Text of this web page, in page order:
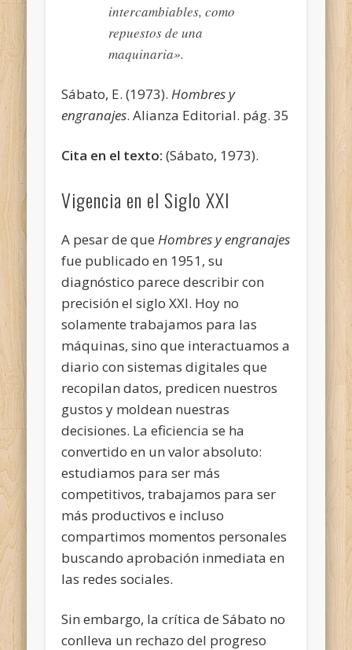
intercambiables, como
repuestos de una
maquinaria».
Sábato, E. (1973).Hombres y
engranajes. Alianza Editorial. pág. 35
Cita en el texto: (Sábato, 1973).
Vigencia en el Siglo XXI
A pesar de queHombres y engranajes
fue publicado en 1951, su
diagnóstico parece describir con
precisión el siglo XXI. Hoy no
solamente trabajamos para las
máquinas, sino que interactuamos a
diario con sistemas digitales que
recopilan datos, predicen nuestros
gustos y moldean nuestras
decisiones. La eficiencia se ha
convertido en un valor absoluto:
estudiamos para ser más
competitivos, trabajamos para ser
más productivos e incluso
compartimos momentos personales
buscando aprobación inmediata en
las redes sociales.
Sin embargo, la crítica de Sábato no
conlleva un rechazo del progreso